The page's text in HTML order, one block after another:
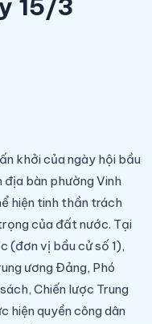
15/3
khởi của ngày hội bầu
bàn phường Vinh
hiện tinh thần trách
của đất nước. Tại
(đơn vị bầu cử số 1),
ương Đảng, Phó
Chiến lược Trung
hiện quyền công dân